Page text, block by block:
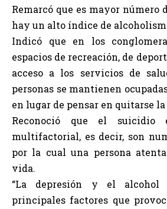
Remarcó que es mayor número
hay un alto índice de
Indicó que en los
espacios de recreación, de
acceso a los servicios de
personas se mantienen
en lugar de pensar en quitarse
Reconoció que el suicidio
multifactorial, es decir, son
por la cual una persona
vida.
“La depresión y el
principales factores que